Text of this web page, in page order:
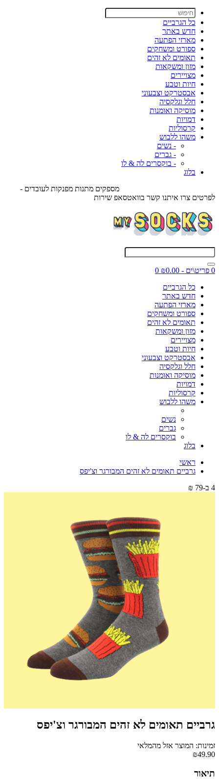
כל הגרביים
חדש באתר
מארזי הפתעה
ספורט ומשחקים
תאומים לא זהים
מזון ומשקאות
מצויירים
חיות וטבע
אבסטרקט וצבעוני
חלל וגלקסיה
מוסיקה ואומנות
דמויות
קרסוליות
משהו ללבוש
- נשים
- גברים
- בוקסרים לה & לו
בלוג
מספקים מתנות מפנקות לעובדים -
לפרטים צרו איתנו קשר בוואטסאפ שירות
0 פריט\ים - ₪0.00
0
כל הגרביים
חדש באתר
מארזי הפתעה
ספורט ומשחקים
תאומים לא זהים
מזון ומשקאות
מצויירים
חיות וטבע
אבסטרקט וצבעוני
חלל וגלקסיה
מוסיקה ואומנות
דמויות
קרסוליות
משהו ללבוש
נשים
גברים
בוקסרים לה & לו
בלוג
ראשי
גרביים תאומים לא זהים המבורגר וצ'יפס
4 ב-79 ₪
גרביים תאומים לא זהים המבורגר וצ'יפס
זמינות: המוצר אזל מהמלאי
₪49.90
תיאור